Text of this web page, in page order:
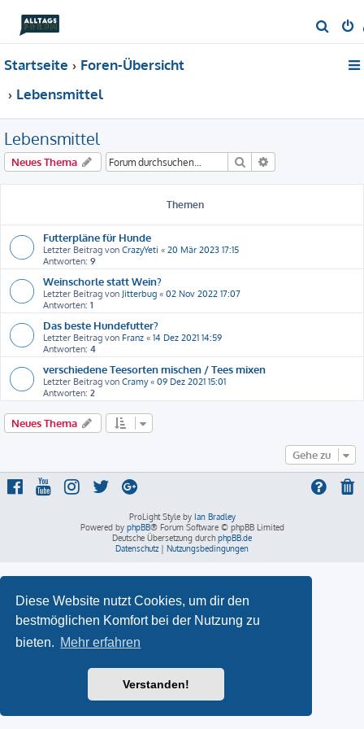
Diese Website nutzt Cookies, um dir den
bestmöglichen Komfort bei der Nutzung zu
bieten. Mehr erfahren
Verstanden!
u
Startseite
Foren-Übersicht
Lebensmittel
Lebensmittel
Neues Thema Suche
Themen
Futterpläne für Hunde
Letzter Beitrag von CrazyYeti « 20 Mär 2023 17:15
Antworten: 9
Weinschorle statt Wein?
Letzter Beitrag von Jitterbug « 02 Nov 2022 17:07
Antworten: 1
Das beste Hundefutter?
Letzter Beitrag von Franz « 14 Dez 2021 14:59
Antworten: 4
verschiedene Teesorten mischen / Tees mixen
Letzter Beitrag von Cramy« 09 Dez 2021 15:01
Antworten: 2
Neues Thema
Gehe zu
ProLight Style by Ian Bradley
Powered by phpBB® Forum Software © phpBB Limited
Deutsche Übersetzung durch phpBB.de
Datenschutz | Nutzungsbedingungen